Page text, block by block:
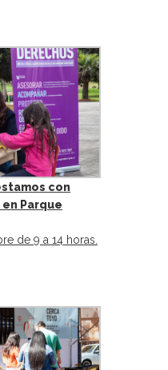
con
Parque
de 9 a 14 horas.